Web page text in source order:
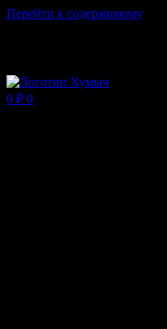
Перейти к содержимому
0 ₽ 0